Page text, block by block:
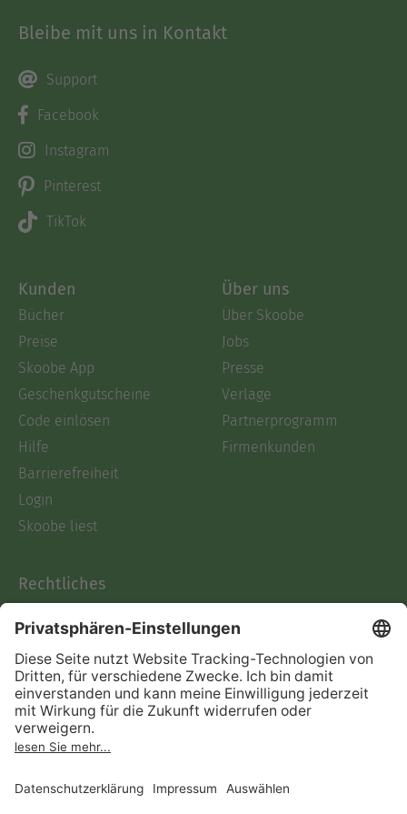
Bleibe mit uns in Kontakt
Support
Facebook
Instagram
Pinterest
TikTok
Kunden
Bücher
Preise
Skoobe App
Geschenkgutscheine
Code einlösen
Hilfe
Barrierefreiheit
Login
Skoobe liest
Über uns
Über Skoobe
Jobs
Presse
Verlage
Partnerprogramm
Firmenkunden
Rechtliches
AGB
Informationen nach Data
Act
Verträge hier kündigen
Impressum